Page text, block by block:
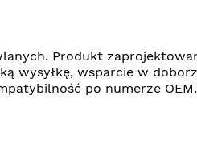
Produkt
wysyłkę, wsparcie w
po numerze OEM.